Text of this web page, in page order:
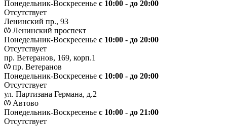
Понедельник-Воскресенье с 10:00 - до 20:00
Отсутствует
Ленинский пр., 93
Ленинский проспект
Понедельник-Воскресенье с 10:00 - до 20:00
Отсутствует
пр. Ветеранов, 169, корп.1
пр. Ветеранов
Понедельник-Воскресенье с 10:00 - до 20:00
Отсутствует
ул. Партизана Германа, д.2
Автово
Понедельник-Воскресенье с 10:00 - до 21:00
Отсутствует